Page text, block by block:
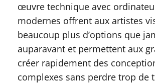
œuvre technique avec
modernes offrent aux artistes
beaucoup plus d’options que
auparavant et permettent aux
créer rapidement des
complexes sans perdre trop de